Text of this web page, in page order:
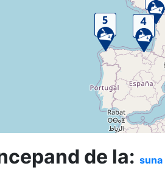
de la: